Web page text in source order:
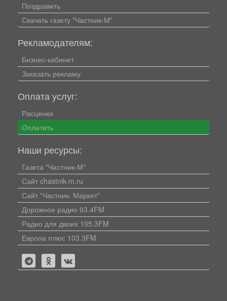
Поздравить
Скачать газету "Частник-М"
Рекламодателям:
Бизнес-кабинет
Заказать рекламу
Оплата услуг:
Расценки
Оплатить
Наши ресурсы:
Газета "Частник-М"
Сайт chastnik-m.ru
Сайт "Частник. Маркет"
Дорожное радио 93.4FM
Радио для двоих 105.3FM
Европа плюс 103.3FM